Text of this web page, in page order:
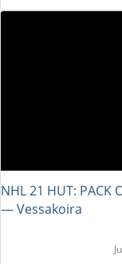
NHL 21 HUT: PACK
― Vessakoira